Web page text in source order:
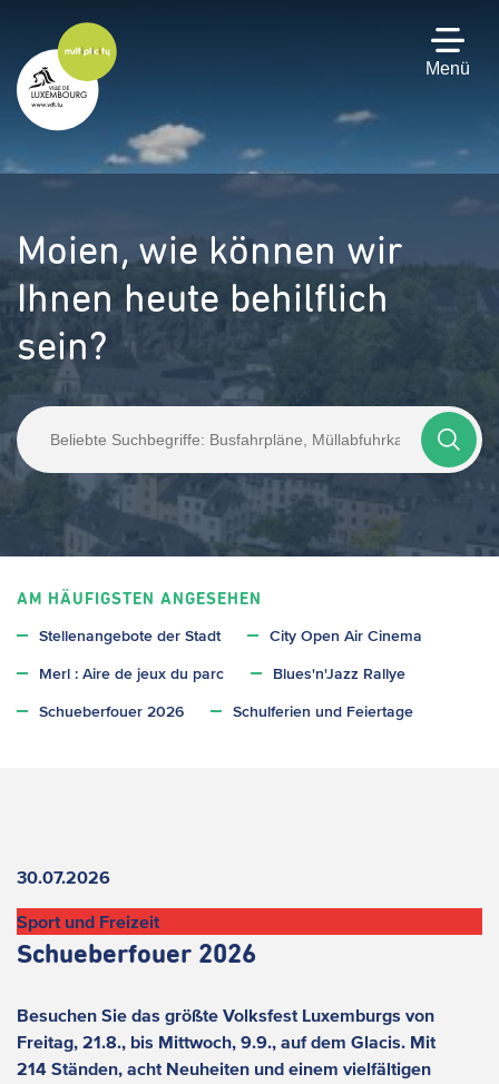
Hauptinhalt
gehen
Menü
Moien,wie können wir
Ihnen heute behilflich
sein?
AM HÄUFIGSTEN ANGESEHEN
Stellenangebote der Stadt City Open Air Cinema
Merl : Aire de jeux du parc Blues'n'Jazz Rallye
Schueberfouer 2026 Schulferien und Feiertage
Aktuelles
30.07.2026
Sport und Freizeit
Schueberfouer 2026
Besuchen Sie das größte Volksfest Luxemburgs von
Freitag, 21.8., bis Mittwoch, 9.9., auf dem Glacis. Mit
214 Ständen, acht Neuheiten und einem vielfältigen